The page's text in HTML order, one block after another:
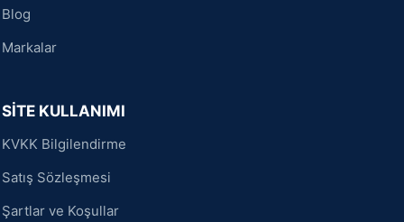
Blog
Markalar
SİTE KULLANIMI
KVKK Bilgilendirme
Satış Sözleşmesi
Şartlar ve Koşullar